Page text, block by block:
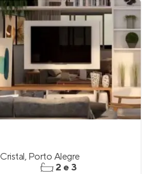
Cristal, Porto Alegre
2 e 3